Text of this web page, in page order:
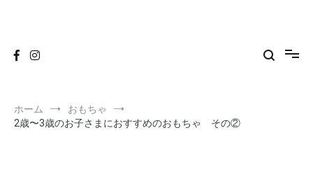
ホーム
おもちゃ
2歳〜3歳のお子さまにおすすめのおもちゃ その②